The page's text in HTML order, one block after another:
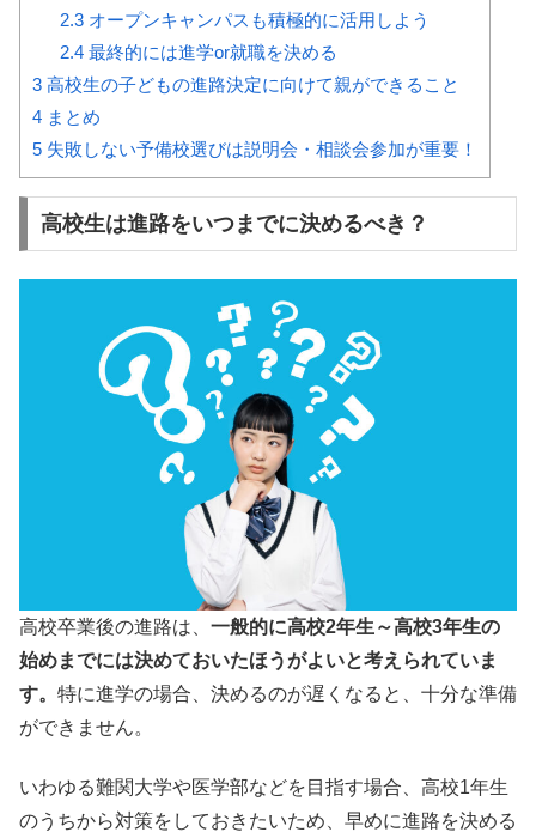
2.3オープンキャンパスも積極的に活用しよう
2.4最終的には進学or就職を決める
3 高校生の子どもの進路決定に向けて親ができること
4 まとめ
5 失敗しない予備校選びは説明会・相談会参加が重要！
高校生は進路をいつまでに決めるべき？
高校卒業後の進路は、 一般的に高校2年生～高校3年生の
始めまでには決めておいたほうがよいと考えられていま
す。 特に進学の場合、決めるのが遅くなると、十分な準備
ができません。
いわゆる難関大学や医学部などを目指す場合、高校1年生
のうちから対策をしておきたいため、早めに進路を決める